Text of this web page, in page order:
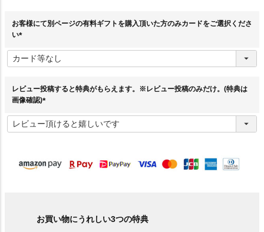
お客様にて別ページの有料ギフトを購入頂いた方のみカードをご選択くださ
い
必
須
レビュー投稿すると特典がもらえます。※レビュー投稿のみだけ。(特典は
画像確認)
必
須
お買い物にうれしい3つの特典